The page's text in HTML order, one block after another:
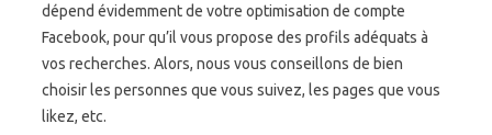
dépend évidemment de votre optimisation de compte
Facebook, pour qu’il vous propose des profils adéquats à
vos recherches. Alors, nous vous conseillons de bien
choisir les personnes que vous suivez, les pages que vous
likez, etc.